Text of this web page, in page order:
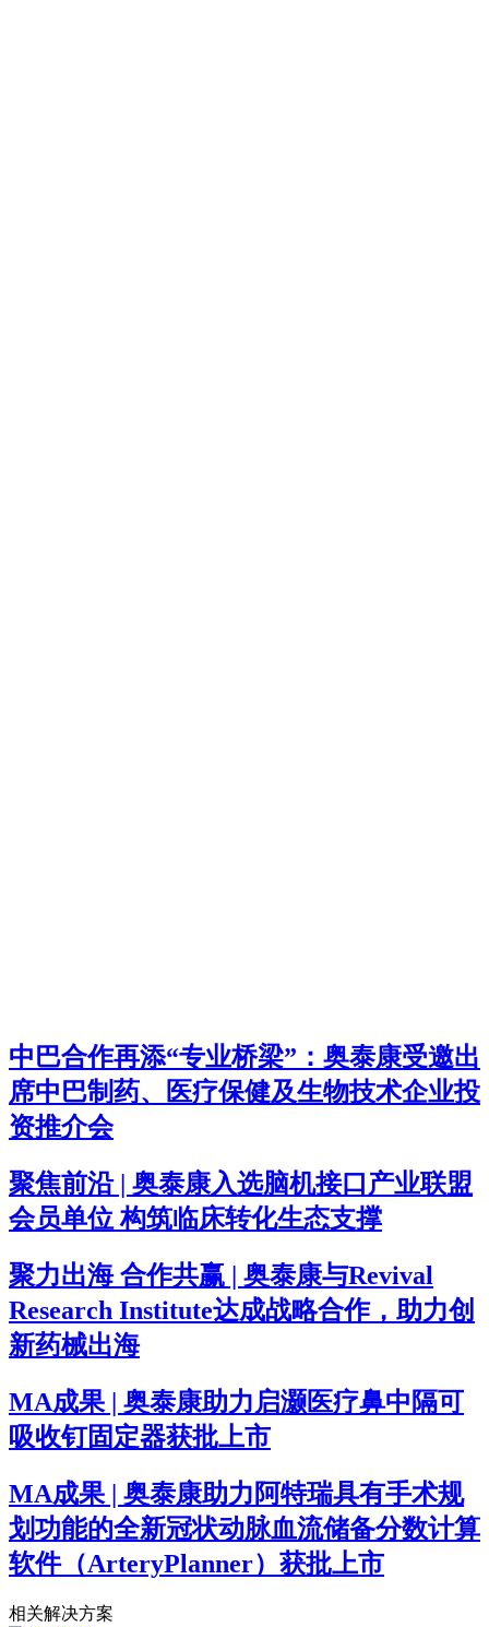
中巴合作再添“专业桥梁”：奥泰康受邀出
席中巴制药、医疗保健及生物技术企业投
资推介会
聚焦前沿 | 奥泰康入选脑机接口产业联盟
会员单位 构筑临床转化生态支撑
聚力出海 合作共赢 | 奥泰康与Revival
Research Institute达成战略合作，助力创
新药械出海
MA成果 | 奥泰康助力启灏医疗鼻中隔可
吸收钉固定器获批上市
MA成果 | 奥泰康助力阿特瑞具有手术规
划功能的全新冠状动脉血流储备分数计算
软件（ArteryPlanner）获批上市
相关解决方案